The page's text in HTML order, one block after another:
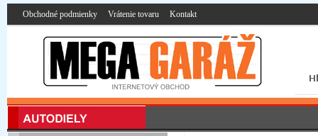
Obchodné podmienky Vrátenie tovaru Kontakt